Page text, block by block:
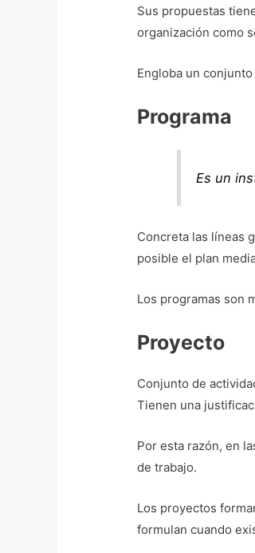
Sus propuestas
organización como
Engloba un
Programa
Es un
Concreta las líneas
posible el plan
Los programas son
Proyecto
Conjunto de
Tienen una
Por esta razón, en
de trabajo.
Los proyectos
formulan cuando